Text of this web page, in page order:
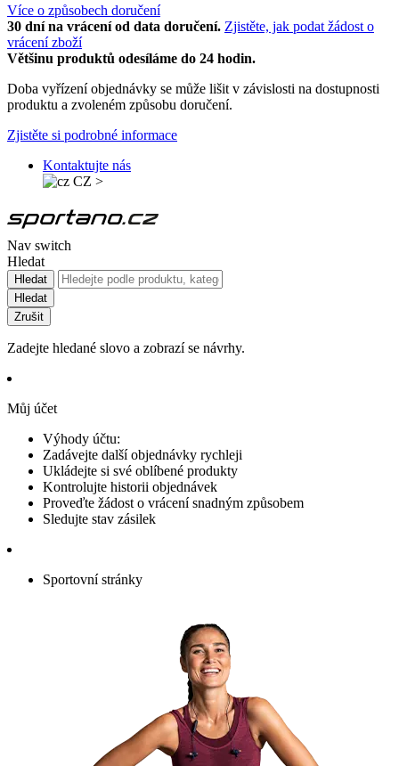
Více o způsobech doručení
30 dní na vrácení od data doručení. Zjistěte, jak podat žádost o
vrácení zboží
Většinu produktů odesíláme do 24 hodin.
Doba vyřízení objednávky se může lišit v závislosti na dostupnosti
produktu a zvoleném způsobu doručení.
Zjistěte si podrobné informace
Kontaktujte nás
CZ >
Nav switch
Hledat
Hledat
Hledat
Zrušit
Zadejte hledané slovo a zobrazí se návrhy.
Můj účet
Výhody účtu:
Zadávejte další objednávky rychleji
Ukládejte si své oblíbené produkty
Kontrolujte historii objednávek
Proveďte žádost o vrácení snadným způsobem
Sledujte stav zásilek
Sportovní stránky